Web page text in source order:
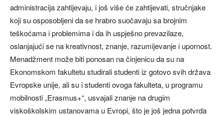
administracija zahtijevaju, i još više će zahtijevati, stručnjake
koji su osposobljeni da se hrabro suočavaju sa brojnim
teškoćama i problemima i da ih uspješno prevazilaze,
oslanjajući se na kreativnost, znanje, razumijevanje i upornost.
Menadžment može biti ponosan na činjenicu da su na
Ekonomskom fakultetu studirali studenti iz gotovo svih država
Evropske unije, ali su i studenti ovoga fakulteta, u programu
mobilnosti „Erasmus+“, usvajali znanje na drugim
viskoškolskim ustanovama u Evropi, što je još jedna potvrda